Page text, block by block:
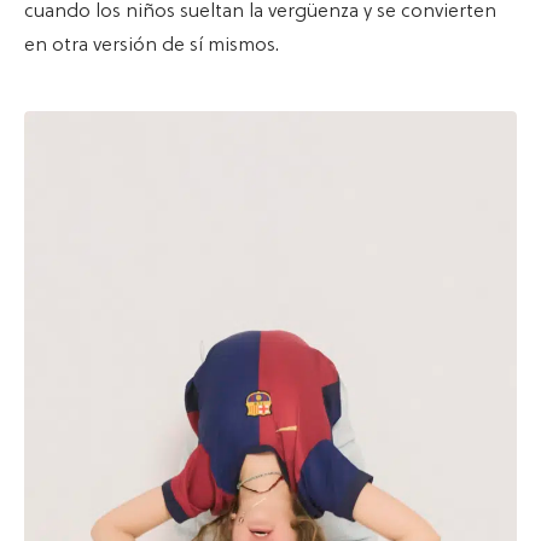
cuando los niños sueltan la vergüenza y se convierten
en otra versión de sí mismos.